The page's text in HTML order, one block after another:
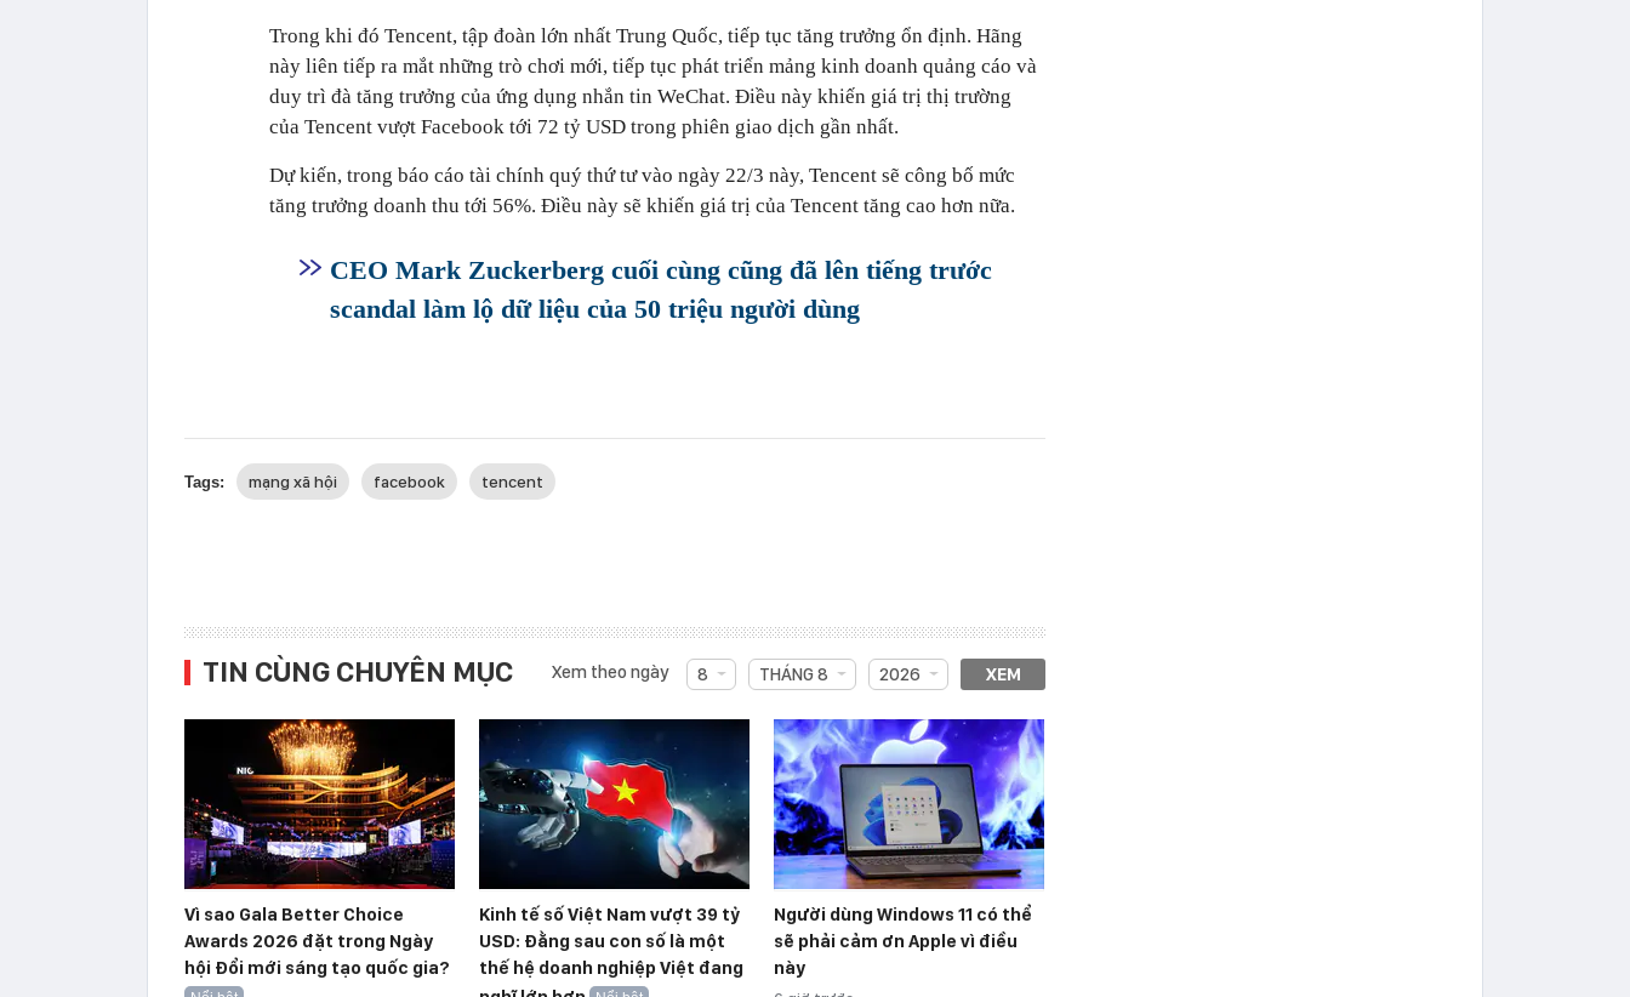
Trong khi đó Tencent, tập đoàn lớn nhất Trung Quốc, tiếp tục tăng trưởng ổn định. Hãng
này liên tiếp ra mắt những trò chơi mới, tiếp tục phát triển mảng kinh doanh quảng cáo và
duy trì đà tăng trưởng của ứng dụng nhắn tin WeChat. Điều này khiến giá trị thị trường
của Tencent vượt Facebook tới 72 tỷ USD trong phiên giao dịch gần nhất.
Dự kiến, trong báo cáo tài chính quý thứ tư vào ngày 22/3 này, Tencent sẽ công bố mức
tăng trưởng doanh thu tới 56%. Điều này sẽ khiến giá trị của Tencent tăng cao hơn nữa.
CEO Mark Zuckerberg cuối cùng cũng đã lên tiếng trước
scandal làm lộ dữ liệu của 50 triệu người dùng
Tags: mạng xã hội facebook tencent
TIN CÙNG CHUYÊN MỤC Xem theo ngày 8 THÁNG 8 2026 XEM
Vì sao Gala Better Choice
Awards 2026 đặt trong Ngày
hội Đổi mới sáng tạo quốc gia?
Kinh tế số Việt Nam vượt 39 tỷ
USD: Đằng sau con số là một
thế hệ doanh nghiệp Việt đang
Người dùng Windows 11 có thể
sẽ phải cảm ơn Apple vì điều
này